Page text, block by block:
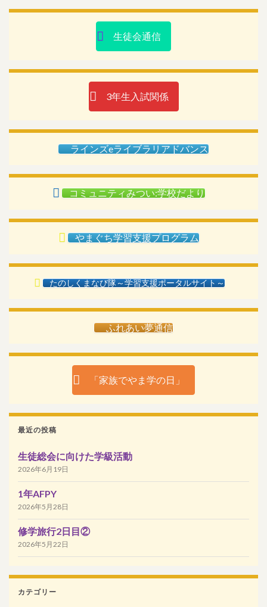
生徒会通信
3年生入試関係
ラインズeライブラリアドバンス
コミュニティみつい:学校だより
やまぐち学習支援プログラム
たのしくまなび隊～学習支援ポータルサイト～
ふれあい夢通信
「家族でやま学の日」
最近の投稿
生徒総会に向けた学級活動
2026年6月19日
1年AFPY
2026年5月28日
修学旅行2日目②
2026年5月22日
カテゴリー